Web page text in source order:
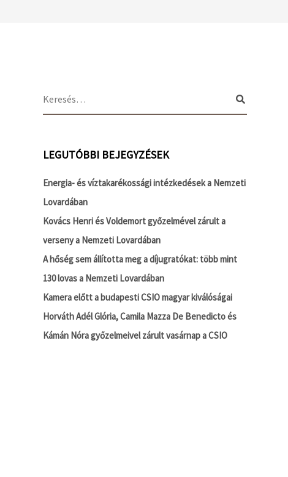
LEGUTÓBBI BEJEGYZÉSEK
Energia- és víztakarékossági intézkedések a Nemzeti
Lovardában
Kovács Henri és Voldemort győzelmével zárult a
verseny a Nemzeti Lovardában
A hőség sem állította meg a díjugratókat: több mint
130 lovas a Nemzeti Lovardában
Kamera előtt a budapesti CSIO magyar kiválóságai
Horváth Adél Glória, Camila Mazza De Benedicto és
Kámán Nóra győzelmeivel zárult vasárnap a CSIO